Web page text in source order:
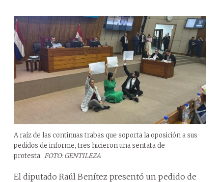
A raíz de las continuas trabas que soporta la oposición a sus
pedidos de informe, tres hicieron una sentata de
protesta. FOTO: GENTILEZA
El diputado Raúl Benítez presentó un pedido de